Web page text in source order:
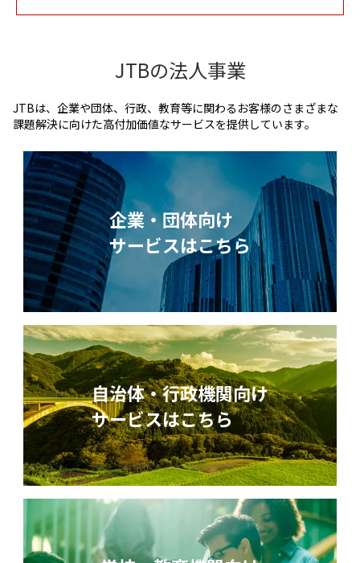
JTBの法人事業
JTBは、企業や団体、行政、教育等に関わるお客様のさまざまな
課題解決に向けた高付加価値なサービスを提供しています。
企業・団体向け
サービスはこちら
自治体・行政機関向け
サービスはこちら